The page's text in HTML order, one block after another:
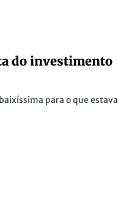
do investimento
para o que estava